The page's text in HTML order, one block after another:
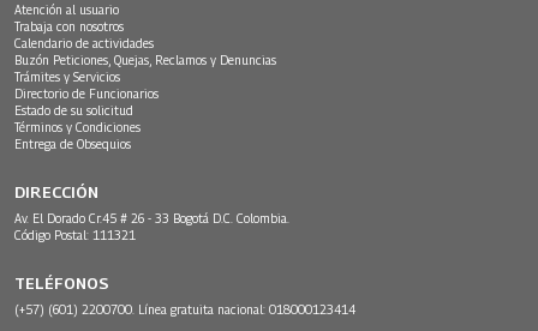
Atención al usuario
Trabaja con nosotros
Calendario de actividades
Buzón Peticiones, Quejas, Reclamos y Denuncias
Trámites y Servicios
Directorio de Funcionarios
Estado de su solicitud
Términos y Condiciones
Entrega de Obsequios
DIRECCIÓN
Av. El Dorado Cr.45 # 26 - 33 Bogotá D.C. Colombia.
Código Postal: 111321
TELÉFONOS
(+57) (601) 2200700. Línea gratuita nacional: 018000123414